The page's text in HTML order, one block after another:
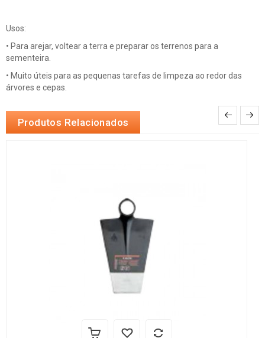
Usos:
• Para arejar, voltear a terra e preparar os terrenos para a
sementeira.
• Muito úteis para as pequenas tarefas de limpeza ao redor das
árvores e cepas.
Produtos Relacionados